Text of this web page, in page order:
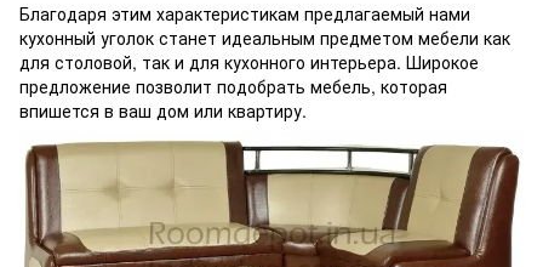
Благодаря этим характеристикам предлагаемый нами
кухонный уголок станет идеальным предметом мебели как
для столовой, так и для кухонного интерьера. Широкое
предложение позволит подобрать мебель, которая
впишется в ваш дом или квартиру.